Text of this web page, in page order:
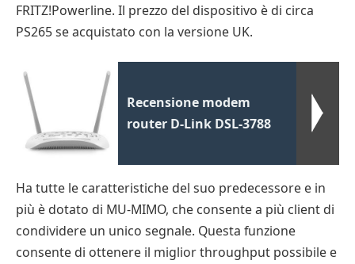
FRITZ!Powerline. Il prezzo del dispositivo è di circa
PS265 se acquistato con la versione UK.
Recensione modem
router D-Link DSL-3788
Ha tutte le caratteristiche del suo predecessore e in
più è dotato di MU-MIMO, che consente a più client di
condividere un unico segnale. Questa funzione
consente di ottenere il miglior throughput possibile e